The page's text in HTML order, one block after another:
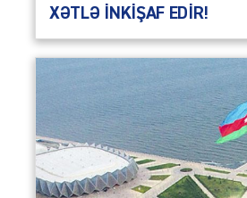
XƏTLƏ İNKİŞAF EDİR!